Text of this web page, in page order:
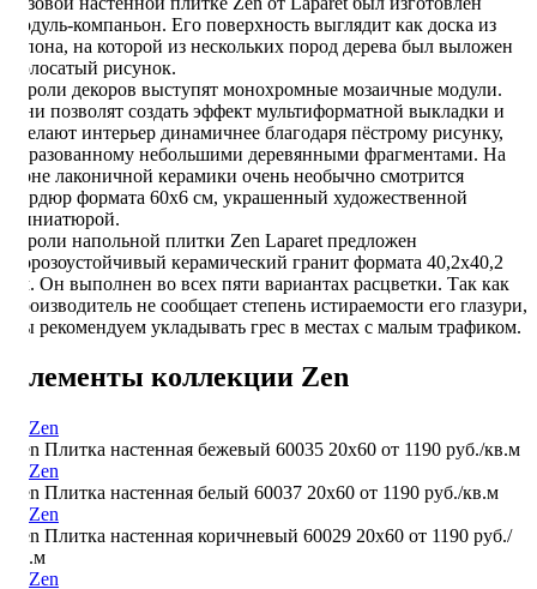
модуль-компаньон. Его поверхность выглядит как доска из
шпона, на которой из нескольких пород дерева был выложен
полосатый рисунок.
В роли декоров выступят монохромные мозаичные модули.
Они позволят создать эффект мультиформатной выкладки и
сделают интерьер динамичнее благодаря пёстрому рисунку,
образованному небольшими деревянными фрагментами. На
фоне лаконичной керамики очень необычно смотрится
бордюр формата 60х6 см, украшенный художественной
миниатюрой.
В роли напольной плитки Zen Laparet предложен
морозоустойчивый керамический гранит формата 40,2х40,2
см. Он выполнен во всех пяти вариантах расцветки. Так как
производитель не сообщает степень истираемости его глазури,
мы рекомендуем укладывать грес в местах с малым трафиком.
Элементы коллекции Zen
Zen Плитка настенная бежевый 60035 20х60 от 1190 руб./кв.м
Zen Плитка настенная белый 60037 20х60 от 1190 руб./кв.м
Zen Плитка настенная коричневый 60029 20х60 от 1190 руб./
кв.м